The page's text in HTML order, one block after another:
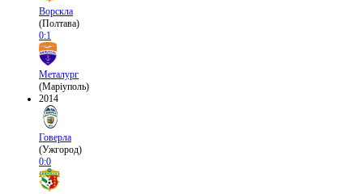
Ворскла
(Полтава)
0:1
Металург
(Маріуполь)
2014
Говерла
(Ужгород)
0:0